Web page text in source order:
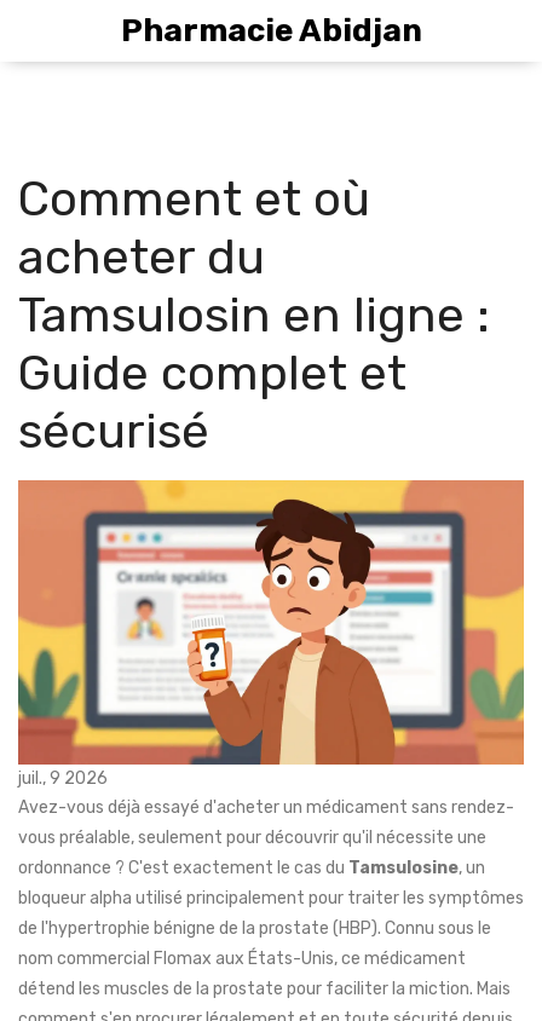
Pharmacie Abidjan
Comment et où
acheter du
Tamsulosin en ligne :
Guide complet et
sécurisé
juil., 9 2026
Avez-vous déjà essayé d'acheter un médicament sans rendez-
vous préalable, seulement pour découvrir qu'il nécessite une
ordonnance ? C'est exactement le cas du Tamsulosine,un
bloqueur alpha utilisé principalement pour traiter les symptômes
de l'hypertrophie bénigne de la prostate (HBP). Connu sous le
nom commercial Flomax aux États-Unis, ce médicament
détend les muscles de la prostate pour faciliter la miction. Mais